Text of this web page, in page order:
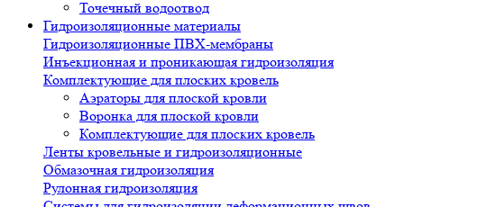
Точечный водоотвод
Гидроизоляционные материалы
Гидроизоляционные ПВХ-мембраны
Инъекционная и проникающая гидроизоляция
Комплектующие для плоских кровель
Аэраторы для плоской кровли
Воронка для плоской кровли
Комплектующие для плоских кровель
Ленты кровельные и гидроизоляционные
Обмазочная гидроизоляция
Рулонная гидроизоляция